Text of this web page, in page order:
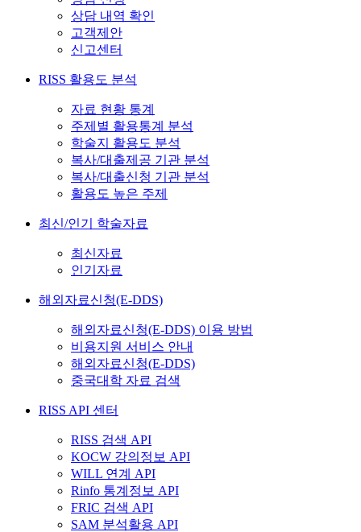
상담 내역 확인
고객제안
신고센터
RISS 활용도 분석
자료 현황 통계
주제별 활용통계 분석
학술지 활용도 분석
복사/대출제공 기관 분석
복사/대출신청 기관 분석
활용도 높은 주제
최신/인기 학술자료
최신자료
인기자료
해외자료신청(E-DDS)
해외자료신청(E-DDS) 이용 방법
비용지원 서비스 안내
해외자료신청(E-DDS)
중국대학 자료 검색
RISS API 센터
RISS 검색 API
KOCW 강의정보 API
WILL 연계 API
Rinfo 통계정보 API
FRIC 검색 API
SAM 분석활용 API